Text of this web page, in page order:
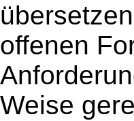
offenen
Weise